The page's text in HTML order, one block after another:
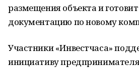
размещения объекта и
документацию по новому
Участники «Инвестчаса»
инициативу